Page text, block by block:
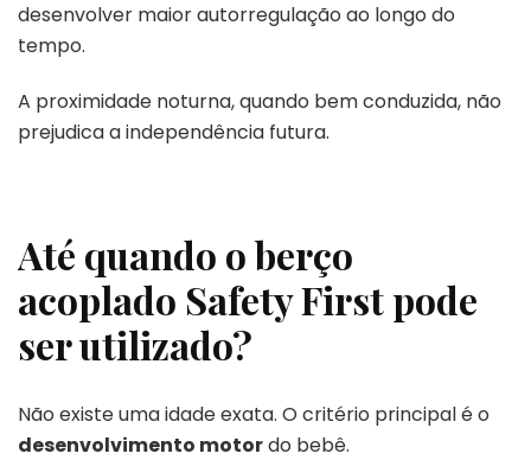
desenvolver maior autorregulação ao longo do
tempo.
A proximidade noturna, quando bem conduzida, não
prejudica a independência futura.
Até quando o berço
acoplado Safety First pode
ser utilizado?
Não existe uma idade exata. O critério principal é o
desenvolvimento motordo bebê.